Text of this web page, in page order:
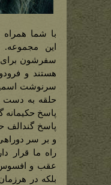
با شما
این
سفرشون برای
هستند و
سرنوشت
حلقه به دست
پاسخ حکیمانه
پاسخ گندالف
و بر سر
راه ما قرار
عقب و افسوس
بلکه در